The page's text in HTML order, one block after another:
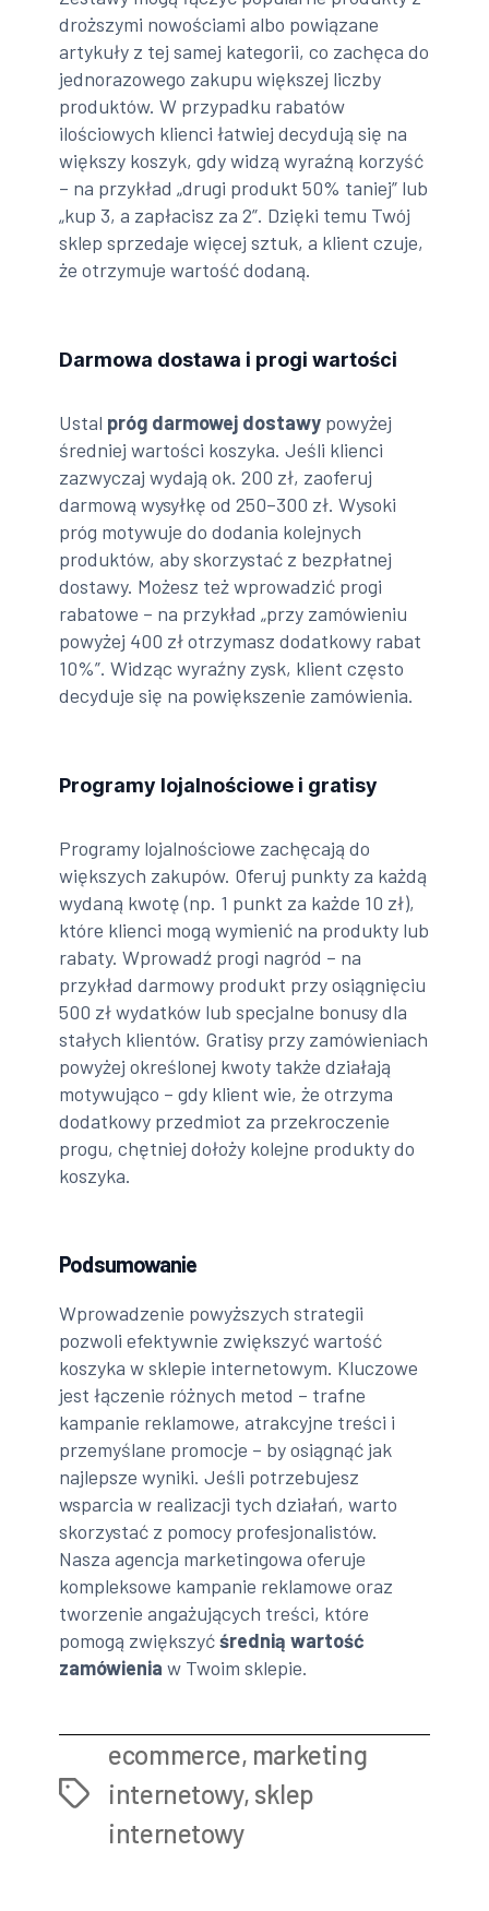
droższymi nowościami albo powiązane
artykuły z tej samej kategorii, co zachęca do
jednorazowego zakupu większej liczby
produktów. W przypadku rabatów
ilościowych klienci łatwiej decydują się na
większy koszyk, gdy widzą wyraźną korzyść
– na przykład „drugi produkt 50% taniej” lub
„kup 3, a zapłacisz za 2”. Dzięki temu Twój
sklep sprzedaje więcej sztuk, a klient czuje,
że otrzymuje wartość dodaną.
Darmowa dostawa i progi wartości
Ustal próg darmowej dostawy powyżej
średniej wartości koszyka. Jeśli klienci
zazwyczaj wydają ok. 200 zł, zaoferuj
darmową wysyłkę od 250–300 zł. Wysoki
próg motywuje do dodania kolejnych
produktów, aby skorzystać z bezpłatnej
dostawy. Możesz też wprowadzić progi
rabatowe – na przykład „przy zamówieniu
powyżej 400 zł otrzymasz dodatkowy rabat
10%”. Widząc wyraźny zysk, klient często
decyduje się na powiększenie zamówienia.
Programy lojalnościowe i gratisy
Programy lojalnościowe zachęcają do
większych zakupów. Oferuj punkty za każdą
wydaną kwotę (np. 1 punkt za każde 10 zł),
które klienci mogą wymienić na produkty lub
rabaty. Wprowadź progi nagród – na
przykład darmowy produkt przy osiągnięciu
500 zł wydatków lub specjalne bonusy dla
stałych klientów. Gratisy przy zamówieniach
powyżej określonej kwoty także działają
motywująco – gdy klient wie, że otrzyma
dodatkowy przedmiot za przekroczenie
progu, chętniej dołoży kolejne produkty do
koszyka.
Podsumowanie
Wprowadzenie powyższych strategii
pozwoli efektywnie zwiększyć wartość
koszyka w sklepie internetowym. Kluczowe
jest łączenie różnych metod – trafne
kampanie reklamowe, atrakcyjne treści i
przemyślane promocje – by osiągnąć jak
najlepsze wyniki. Jeśli potrzebujesz
wsparcia w realizacji tych działań, warto
skorzystać z pomocy profesjonalistów.
Nasza agencja marketingowa oferuje
kompleksowe kampanie reklamowe oraz
tworzenie angażujących treści, które
pomogą zwiększyćśrednią wartość
zamówienia w Twoim sklepie.
Tags
ecommerce, marketing
internetowy, sklep
internetowy